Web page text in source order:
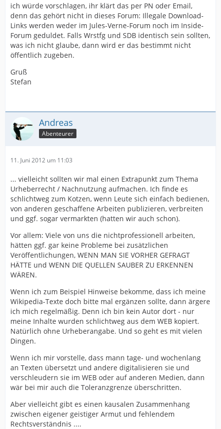
ich würde vorschlagen, ihr klärt das per PN oder Email,
denn das gehört nicht in dieses Forum: Illegale Download-
Links werden weder im Jules-Verne-Forum noch im Inside-
Forum geduldet. Falls Wrstfg und SDB identisch sein sollten,
was ich nicht glaube, dann wird er das bestimmt nicht
öffentlich zugeben.
Gruß
Stefan
Andreas
Abenteurer
11. Juni 2012 um 11:03
... vielleicht sollten wir mal einen Extrapunkt zum Thema
Urheberrecht / Nachnutzung aufmachen. Ich finde es
schlichtweg zum Kotzen, wenn Leute sich einfach bedienen,
von anderen geschaffene Arbeiten publizieren, verbreiten
und ggf. sogar vermarkten (hatten wir auch schon).
Vor allem: Viele von uns die nichtprofessionell arbeiten,
hätten ggf. gar keine Probleme bei zusätzlichen
Veröffentlichungen, WENN MAN SIE VORHER GEFRAGT
HÄTTE und WENN DIE QUELLEN SAUBER ZU ERKENNEN
WÄREN.
Wenn ich zum Beispiel Hinweise bekomme, dass ich meine
Wikipedia-Texte doch bitte mal ergänzen sollte, dann ärgere
ich mich regelmäßig. Denn ich bin kein Autor dort - nur
meine Inhalte wurden schlichtweg aus dem WEB kopiert.
Natürlich ohne Urheberangabe. Und so geht es mit vielen
Dingen.
Wenn ich mir vorstelle, dass mann tage- und wochenlang
an Texten übersetzt und andere digitalisieren sie und
verschleudern sie im WEB oder auf anderen Medien, dann
wär bei mir auch die Toleranzgrenze überschritten.
Aber vielleicht gibt es einen kausalen Zusammenhang
zwischen eigener geistiger Armut und fehlendem
Rechtsverständnis ....